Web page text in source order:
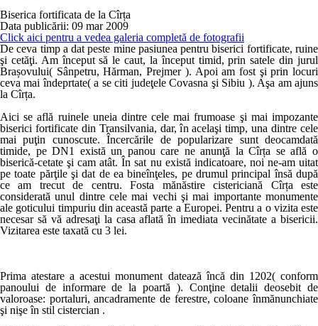
Biserica fortificata de la Cîrța
Data publicării: 09 mar 2009
Click aici pentru a vedea galeria completă de fotografii
De ceva timp a dat peste mine pasiunea pentru biserici fortificate, ruine
şi cetăţi. Am început să le caut, la început timid, prin satele din jurul
Brașovului( Sânpetru, Hărman, Prejmer ). Apoi am fost şi prin locuri
ceva mai îndeprtate( a se citi judeţele Covasna şi Sibiu ). Aşa am ajuns
la Cîrța.
Aici se află ruinele uneia dintre cele mai frumoase şi mai impozante
biserici fortificate din Transilvania, dar, în acelaşi timp, una dintre cele
mai puţin cunoscute. Încercările de popularizare sunt deocamdată
timide, pe DN1 există un panou care ne anunţă la Cîrța se află o
biserică-cetate şi cam atât. În sat nu există indicatoare, noi ne-am uitat
pe toate părţile şi dat de ea bineînţeles, pe drumul principal însă după
ce am trecut de centru. Fosta mănăstire cistericiană Cîrța este
considerată unul dintre cele mai vechi şi mai importante monumente
ale goticului timpuriu din această parte a Europei. Pentru a o vizita este
necesar să vă adresaţi la casa aflată în imediata vecinătate a bisericii.
Vizitarea este taxată cu 3 lei.
Prima atestare a acestui monument datează încă din 1202( conform
panoului de informare de la poartă ). Conţine detalii deosebit de
valoroase: portaluri, ancadramente de ferestre, coloane înmănunchiate
şi nişe în stil cistercian .